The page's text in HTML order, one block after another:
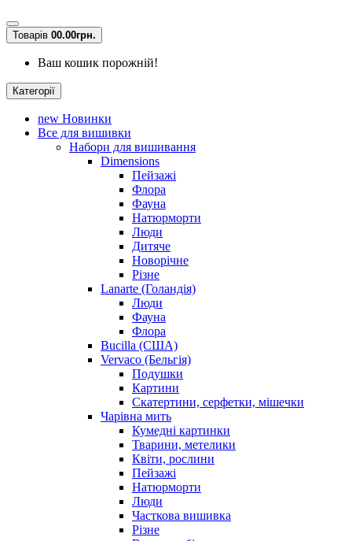
Товарів 00.00грн.
Ваш кошик порожній!
Категорії
new Новинки
Все для вишивки
Набори для вишивання
Dimensions
Пейзажі
Флора
Фауна
Натюрморти
Люди
Дитяче
Новорічне
Різне
Lanarte (Голандія)
Люди
Фауна
Флора
Bucilla (США)
Vervaco (Бельгія)
Подушки
Картини
Скатертини, серфетки, мішечки
Чарiвна мить
Кумедні картинки
Тварини, метелики
Квіти, рослини
Пейзажі
Натюрморти
Люди
Часткова вишивка
Різне